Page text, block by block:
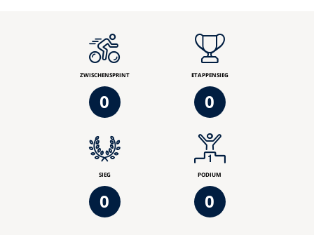
ZWISCHENSPRINT
0
ETAPPENSIEG
0
SIEG
0
PODIUM
0